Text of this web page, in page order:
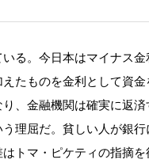
る。今日本はマイナス金
たものを金利として資
、金融機関は確実に返
理屈だ。貧しい人が銀
トマ・ピケティの指摘